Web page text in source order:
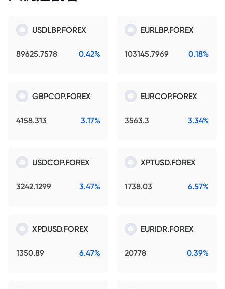
USDLBP.FOREX
89625.7578 0.42%
EURLBP.FOREX
103145.7969 0.18%
GBPCOP.FOREX
4158.313 3.17%
EURCOP.FOREX
3563.3 3.34%
USDCOP.FOREX
3242.1299 3.47%
XPTUSD.FOREX
1738.03 6.57%
XPDUSD.FOREX
1350.89 6.47%
EURIDR.FOREX
20778 0.39%